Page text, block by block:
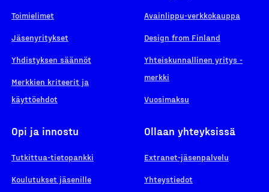
Toimielimet
Jäsenyritykset
Yhdistyksen säännöt
Merkkien kriteerit ja
käyttöehdot
Avainlippu-verkkokauppa
Design from Finland
Yhteiskunnallinen yritys -
merkki
Vuosimaksu
Opi ja innostu
Tutkittua-tietopankki
Koulutukset jäsenille
Ollaan yhteyksissä
Extranet-jäsenpalvelu
Yhteystiedot